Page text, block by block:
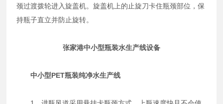
颈过渡拨轮进入旋盖机。旋盖机上的止旋刀卡住瓶颈部位，保
持瓶子直立并防止旋转。
张家港中小型瓶装水生产线设备
中小型PET瓶装纯净水生产线